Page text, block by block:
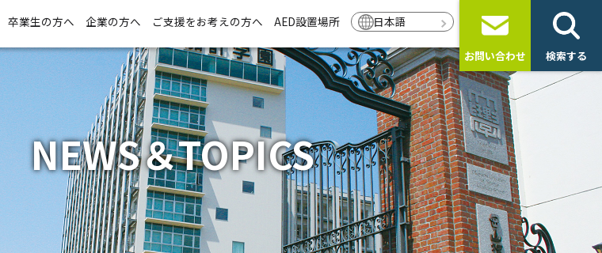
卒業生の方へ 企業の方へ ご支援をお考えの方へ AED設置場所 日本語
お問い合わせ 検索する
NEWS＆TOPICS